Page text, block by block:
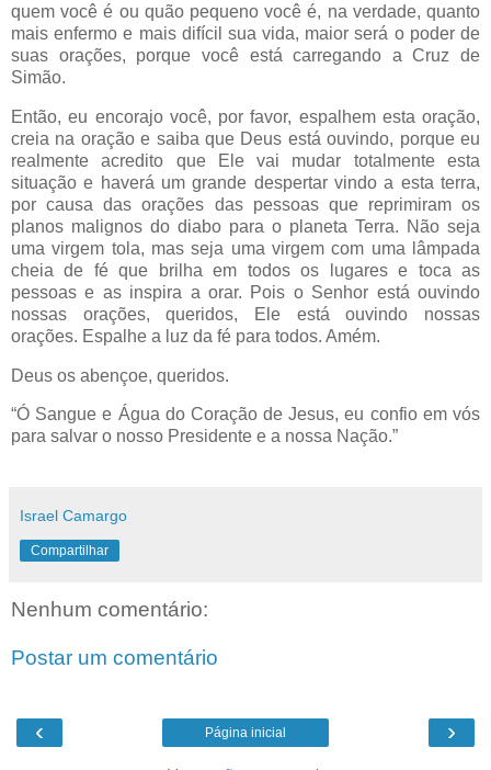
quem você é ou quão pequeno você é, na verdade, quanto
mais enfermo e mais difícil sua vida, maior será o poder de
suas orações, porque você está carregando a Cruz de
Simão.
Então, eu encorajo você, por favor, espalhem esta oração,
creia na oração e saiba que Deus está ouvindo, porque eu
realmente acredito que Ele vai mudar totalmente esta
situação e haverá um grande despertar vindo a esta terra,
por causa das orações das pessoas que reprimiram os
planos malignos do diabo para o planeta Terra. Não seja
uma virgem tola, mas seja uma virgem com uma lâmpada
cheia de fé que brilha em todos os lugares e toca as
pessoas e as inspira a orar. Pois o Senhor está ouvindo
nossas orações, queridos, Ele está ouvindo nossas
orações. Espalhe a luz da fé para todos. Amém.
Deus os abençoe, queridos.
“Ó Sangue e Água do Coração de Jesus, eu confio em vós
para salvar o nosso Presidente e a nossa Nação.”
Israel Camargo
Compartilhar
Nenhum comentário:
Postar um comentário
‹ ›
Página inicial